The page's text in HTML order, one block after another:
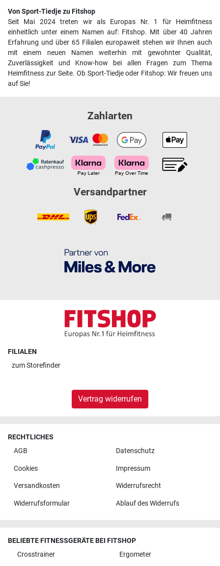
Von Sport-Tiedje zu Fitshop
Seit Mai 2024 treten wir als Europas Nr. 1 für Heimfitness
einheitlich unter einem Namen auf: Fitshop. Mit über 40 Jahren
Erfahrung und über 65 Filialen europaweit stehen wir Ihnen auch
mit einem neuen Namen weiterhin mit gewohnter Qualität,
Zuverlässigkeit und Know-how bei allen Fragen zum Thema
Heimfitness zur Seite. Ob Sport-Tiedje oder Fitshop: Wir freuen uns
auf Sie!
Zahlarten
Versandpartner
FILIALEN
zumStorefinder
Vertrag widerrufen
RECHTLICHES
AGB
Datenschutz
Cookies Impressum
Versandkosten Widerrufsrecht
Widerrufsformular Ablauf des Widerrufs
BELIEBTE FITNESSGERÄTE BEI FITSHOP
Crosstrainer
Ergometer